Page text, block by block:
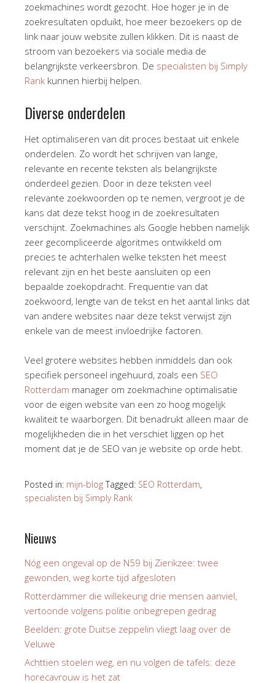
zoekmachines wordt gezocht. Hoe hoger je in de
zoekresultaten opduikt, hoe meer bezoekers op de
link naar jouw website zullen klikken. Dit is naast de
stroom van bezoekers via sociale media de
belangrijkste verkeersbron. De specialisten bij Simply
Rank kunnen hierbij helpen.
Diverse onderdelen
Het optimaliseren van dit proces bestaat uit enkele
onderdelen. Zo wordt het schrijven van lange,
relevante en recente teksten als belangrijkste
onderdeel gezien. Door in deze teksten veel
relevante zoekwoorden op te nemen, vergroot je de
kans dat deze tekst hoog in de zoekresultaten
verschijnt. Zoekmachines als Google hebben namelijk
zeer gecompliceerde algoritmes ontwikkeld om
precies te achterhalen welke teksten het meest
relevant zijn en het beste aansluiten op een
bepaalde zoekopdracht. Frequentie van dat
zoekwoord, lengte van de tekst en het aantal links dat
van andere websites naar deze tekst verwijst zijn
enkele van de meest invloedrijke factoren.
Veel grotere websites hebben inmiddels dan ook
specifiek personeel ingehuurd, zoals een SEO
Rotterdam manager om zoekmachine optimalisatie
voor de eigen website van een zo hoog mogelijk
kwaliteit te waarborgen. Dit benadrukt alleen maar de
mogelijkheden die in het verschiet liggen op het
moment dat je de SEO van je website op orde hebt.
Posted in: mijn-blog Tagged: SEO Rotterdam,
specialisten bij Simply Rank
Nieuws
Nóg een ongeval op de N59 bij Zierikzee: twee
gewonden, weg korte tijd afgesloten
Rotterdammer die willekeurig drie mensen aanviel,
vertoonde volgens politie onbegrepen gedrag
Beelden: grote Duitse zeppelin vliegt laag over de
Veluwe
Achttien stoelen weg, en nu volgen de tafels: deze
horecavrouw is het zat